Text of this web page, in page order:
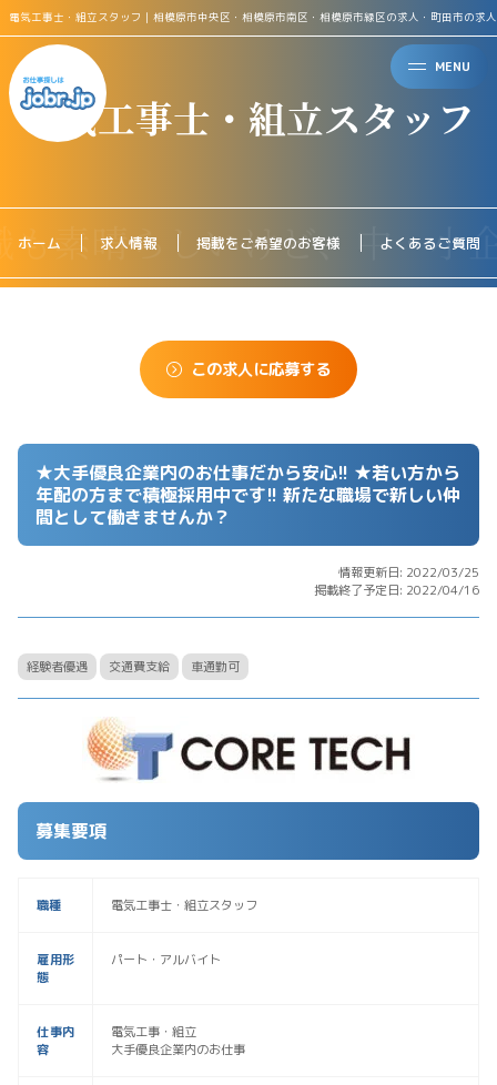
MENU
電気工事士・組立スタッフ｜相模原市中央区・相模原市南区・相模原市緑区の求人・町田市の求
電気工事士・組立スタッフ
ホーム 求人情報 掲載をご希望のお客様 よくあるご質問
この求人に応募する
★大手優良企業内のお仕事だから安心!! ★若い方から
年配の方まで積極採用中です!! 新たな職場で新しい仲
間として働きませんか？
情報更新日: 2022/03/25
掲載終了予定日: 2022/04/16
経験者優遇 交通費支給 車通勤可
募集要項
職種 電気工事士・組立スタッフ
雇用形
態
パート・アルバイト
仕事内
容
電気工事・組立
大手優良企業内のお仕事